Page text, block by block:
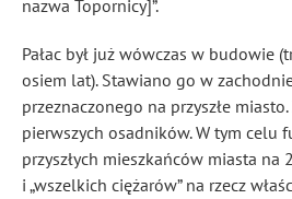
nazwa Topornicy]”.
Pałac był już wówczas w budowie
osiem lat). Stawiano go w
przeznaczonego na przyszłe
pierwszych osadników. W tym celu
przyszłych mieszkańców miasta na
i „wszelkich ciężarów” na rzecz